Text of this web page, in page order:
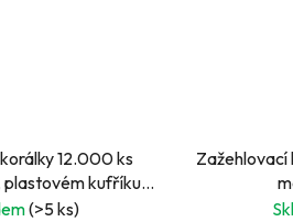
12.000 ks
kufříku,
předlohy
(>5 ks)
Zažehlovací